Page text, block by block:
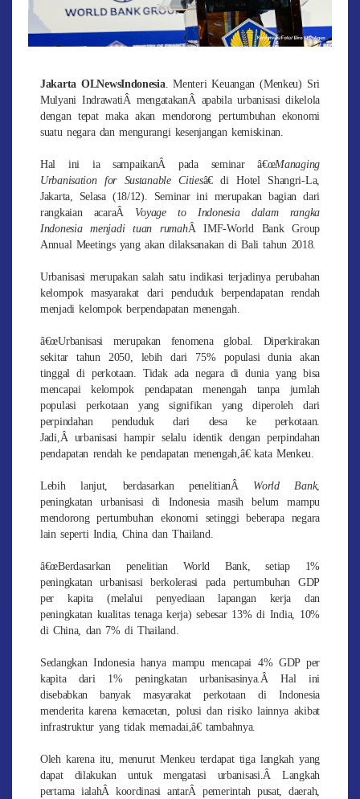
Jakarta OLNewsIndonesia. Menteri Keuangan (Menkeu) Sri
Mulyani IndrawatiÂ mengatakanÂ apabila urbanisasi dikelola
dengan tepat maka akan mendorong pertumbuhan ekonomi
suatu negara dan mengurangi kesenjangan kemiskinan.
Hal ini ia sampaikanÂ pada seminar â€œManaging
Urbanisation for Sustanable Citiesâ€ di Hotel Shangri-La,
Jakarta, Selasa (18/12). Seminar ini merupakan bagian dari
rangkaian acaraÂ Voyage to Indonesia dalam rangka
Indonesia menjadi tuan rumahÂ IMF-World Bank Group
Annual Meetings yang akan dilaksanakan di Bali tahun 2018.
Urbanisasi merupakan salah satu indikasi terjadinya perubahan
kelompok masyarakat dari penduduk berpendapatan rendah
menjadi kelompok berpendapatan menengah.
â€œUrbanisasi merupakan fenomena global. Diperkirakan
sekitar tahun 2050, lebih dari 75% populasi dunia akan
tinggal di perkotaan. Tidak ada negara di dunia yang bisa
mencapai kelompok pendapatan menengah tanpa jumlah
populasi perkotaan yang signifikan yang diperoleh dari
perpindahan penduduk dari desa ke perkotaan.
Jadi,Â urbanisasi hampir selalu identik dengan perpindahan
pendapatan rendah ke pendapatan menengah,â€ kata Menkeu.
Lebih lanjut, berdasarkan penelitianÂ World Bank,
peningkatan urbanisasi di Indonesia masih belum mampu
mendorong pertumbuhan ekonomi setinggi beberapa negara
lain seperti India, China dan Thailand.
â€œBerdasarkan penelitian World Bank, setiap 1%
peningkatan urbanisasi berkolerasi pada pertumbuhan GDP
per kapita (melalui penyediaan lapangan kerja dan
peningkatan kualitas tenaga kerja) sebesar 13% di India, 10%
di China, dan 7% di Thailand.
Sedangkan Indonesia hanya mampu mencapai 4% GDP per
kapita dari 1% peningkatan urbanisasinya.Â Hal ini
disebabkan banyak masyarakat perkotaan di Indonesia
menderita karena kemacetan, polusi dan risiko lainnya akibat
infrastruktur yang tidak memadai,â€ tambahnya.
Oleh karena itu, menurut Menkeu terdapat tiga langkah yang
dapat dilakukan untuk mengatasi urbanisasi.Â Langkah
pertama ialahÂ koordinasi antarÂ pemerintah pusat, daerah,